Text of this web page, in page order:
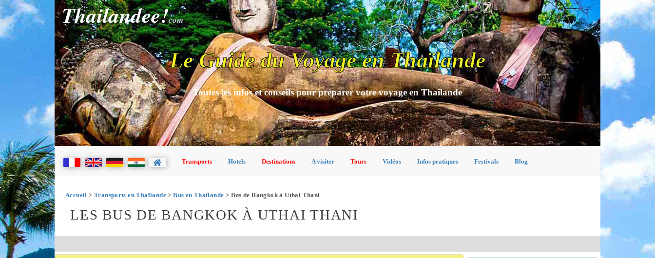
Thailandee!com
Le Guide du Voyage en Thaïlande
Toutes les infos et conseils pour préparer votre voyage en Thaïlande
Transports Hotels Destinations A visiter Tours Vidéos Infos pratiques Festivals Blog
Accueil > Transports en Thaïlande>Bus en Thaïlande > Bus de Bangkok à Uthai Thani
LES BUS DE BANGKOK À UTHAI THANI